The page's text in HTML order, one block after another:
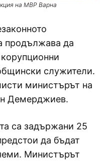
на МВР Варна
продължава да
служители.
министърът на
Демерджиев.
са задържани 25
да бъдат
Министърът